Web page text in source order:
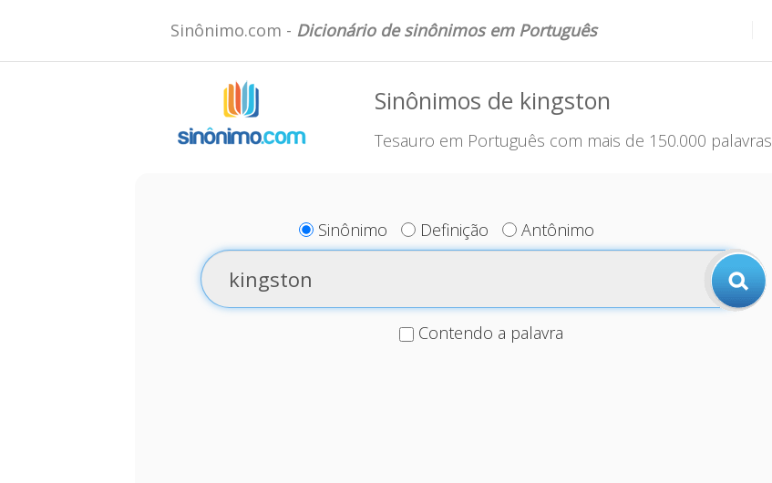
Sinônimo.com - Dicionário de sinônimos em Português
Sinônimos de kingston
Tesauro em Português com mais de 150.000 palavras
Sinônimo Definição Antônimo
Contendo a palavra